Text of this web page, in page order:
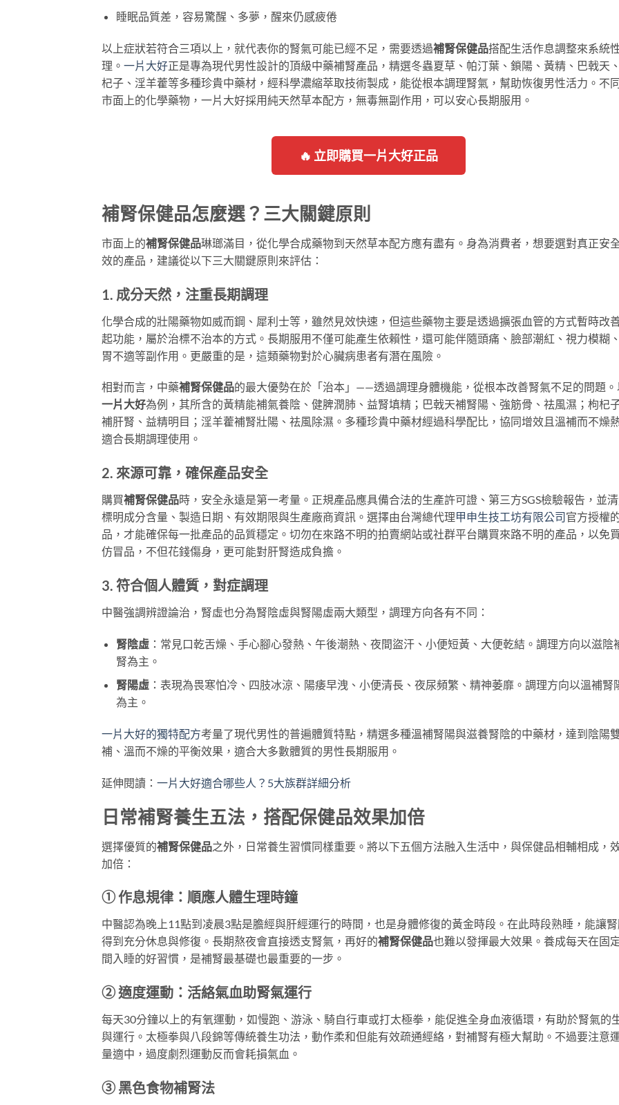
睡眠品質差，容易驚醒、多夢，醒來仍感疲倦
以上症狀若符合三項以上，就代表你的腎氣可能已經不足，需要透過補腎保健品搭配生活作息調整來系統
理。 一片大好正是專為現代男性設計的頂級中藥補腎產品，精選冬蟲夏草、帕汀葉、鎖陽、黃精、巴戟天
杞子、淫羊藿等多種珍貴中藥材，經科學濃縮萃取技術製成，能從根本調理腎氣，幫助恢復男性活力。不
市面上的化學藥物，一片大好採用純天然草本配方，無毒無副作用，可以安心長期服用。
🔥 立即購買一片大好正品
補腎保健品怎麼選？三大關鍵原則
市面上的補腎保健品琳瑯滿目，從化學合成藥物到天然草本配方應有盡有。身為消費者，想要選對真正安
效的產品，建議從以下三大關鍵原則來評估：
1. 成分天然，注重長期調理
化學合成的壯陽藥物如威而鋼、犀利士等，雖然見效快速，但這些藥物主要是透過擴張血管的方式暫時改
起功能，屬於治標不治本的方式。長期服用不僅可能產生依賴性，還可能伴隨頭痛、臉部潮紅、視力模糊
胃不適等副作用。更嚴重的是，這類藥物對於心臟病患者有潛在風險。
相對而言，中藥補腎保健品的最大優勢在於「治本」——透過調理身體機能，從根本改善腎氣不足的問題。
一片大好為例，其所含的黃精能補氣養陰、健脾潤肺、益腎填精；巴戟天補腎陽、強筋骨、祛風濕；枸杞
補肝腎、益精明目；淫羊藿補腎壯陽、祛風除濕。多種珍貴中藥材經過科學配比，協同增效且溫補而不燥
適合長期調理使用。
2. 來源可靠，確保產品安全
購買補腎保健品時，安全永遠是第一考量。正規產品應具備合法的生產許可證、第三方SGS檢驗報告，並
標明成分含量、製造日期、有效期限與生產廠商資訊。選擇由台灣總代理甲申生技工坊有限公司 官方授權
品，才能確保每一批產品的品質穩定。切勿在來路不明的拍賣網站或社群平台購買來路不明的產品，以免
仿冒品，不但花錢傷身，更可能對肝腎造成負擔。
3. 符合個人體質，對症調理
中醫強調辨證論治，腎虛也分為腎陰虛與腎陽虛兩大類型，調理方向各有不同：
腎陰虛：常見口乾舌燥、手心腳心發熱、午後潮熱、夜間盜汗、小便短黃、大便乾結。調理方向以滋陰
腎為主。
腎陽虛：表現為畏寒怕冷、四肢冰涼、陽痿早洩、小便清長、夜尿頻繁、精神萎靡。調理方向以溫補腎
為主。
一片大好的獨特配方考量了現代男性的普遍體質特點，精選多種溫補腎陽與滋養腎陰的中藥材，達到陰陽
補、溫而不燥的平衡效果，適合大多數體質的男性長期服用。
延伸閱讀： 一片大好適合哪些人？5大族群詳細分析
日常補腎養生五法，搭配保健品效果加倍
選擇優質的補腎保健品之外，日常養生習慣同樣重要。將以下五個方法融入生活中，與保健品相輔相成，
加倍：
① 作息規律：順應人體生理時鐘
中醫認為晚上11點到凌晨3點是膽經與肝經運行的時間，也是身體修復的黃金時段。在此時段熟睡，能讓
得到充分休息與修復。長期熬夜會直接透支腎氣，再好的補腎保健品也難以發揮最大效果。養成每天在固
間入睡的好習慣，是補腎最基礎也最重要的一步。
② 適度運動：活絡氣血助腎氣運行
每天30分鐘以上的有氧運動，如慢跑、游泳、騎自行車或打太極拳，能促進全身血液循環，有助於腎氣的
與運行。太極拳與八段錦等傳統養生功法，動作柔和但能有效疏通經絡，對補腎有極大幫助。不過要注意
量適中，過度劇烈運動反而會耗損氣血。
③ 黑色食物補腎法